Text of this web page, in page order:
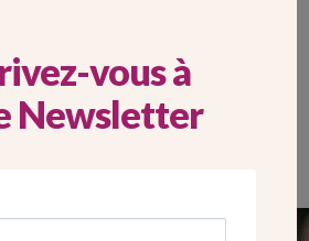
vous à
Newsletter